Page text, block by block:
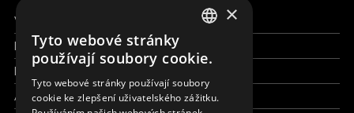
Všechny formy pomoci
Finance a reporty
Pracujte s námi
Aktuálně
CZECH
×
Tyto webové stránky
používají soubory cookie.
Tyto webové stránky používají soubory
cookie ke zlepšení uživatelského zážitku.